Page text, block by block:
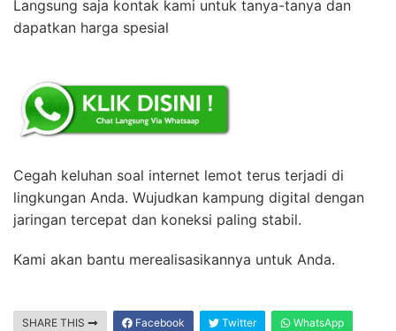
Langsung saja kontak kami untuk tanya-tanya dan
dapatkan harga spesial
Cegah keluhan soal internet lemot terus terjadi di
lingkungan Anda. Wujudkan kampung digital dengan
jaringan tercepat dan koneksi paling stabil.
Kami akan bantu merealisasikannya untuk Anda.
SHARE THIS Facebook Twitter WhatsApp